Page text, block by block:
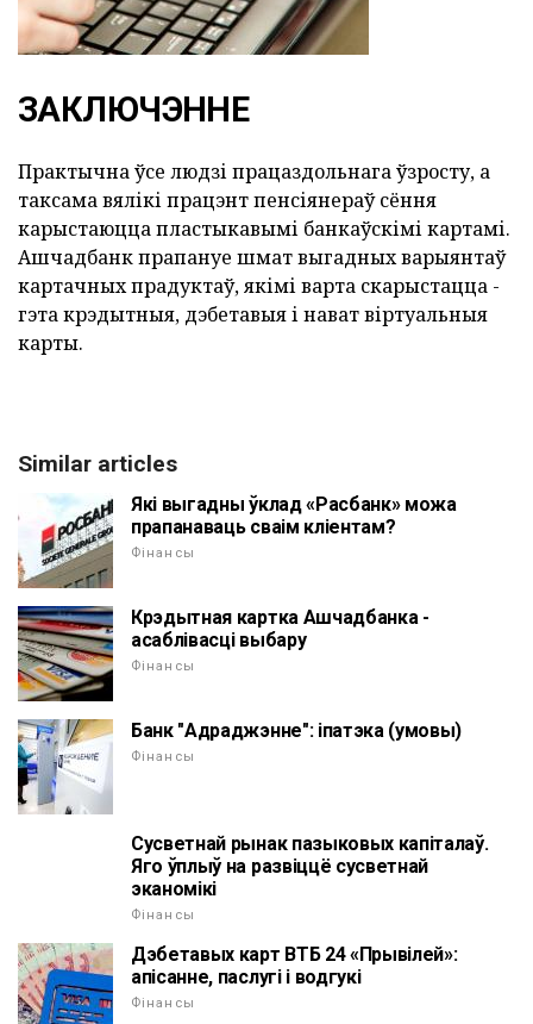
ЗАКЛЮЧЭННЕ
Практычна ўсе людзі працаздольнага ўзросту, а
таксама вялікі працэнт пенсіянераў сёння
карыстаюцца пластыкавымі банкаўскімі картамі.
Ашчадбанк прапануе шмат выгадных варыянтаў
картачных прадуктаў, якімі варта скарыстацца -
гэта крэдытныя, дэбетавыя і нават віртуальныя
карты.
Similar articles
Які выгадны ўклад «Расбанк» можа
прапанаваць сваім кліентам?
Фінансы
Крэдытная картка Ашчадбанка -
асаблівасці выбару
Фінансы
Банк "Адраджэнне": іпатэка (умовы)
Фінансы
Сусветнай рынак пазыковых капіталаў.
Яго ўплыў на развіццё сусветнай
эканомікі
Фінансы
Дэбетавых карт ВТБ 24 «Прывілей»:
апісанне, паслугі і водгукі
Фінансы